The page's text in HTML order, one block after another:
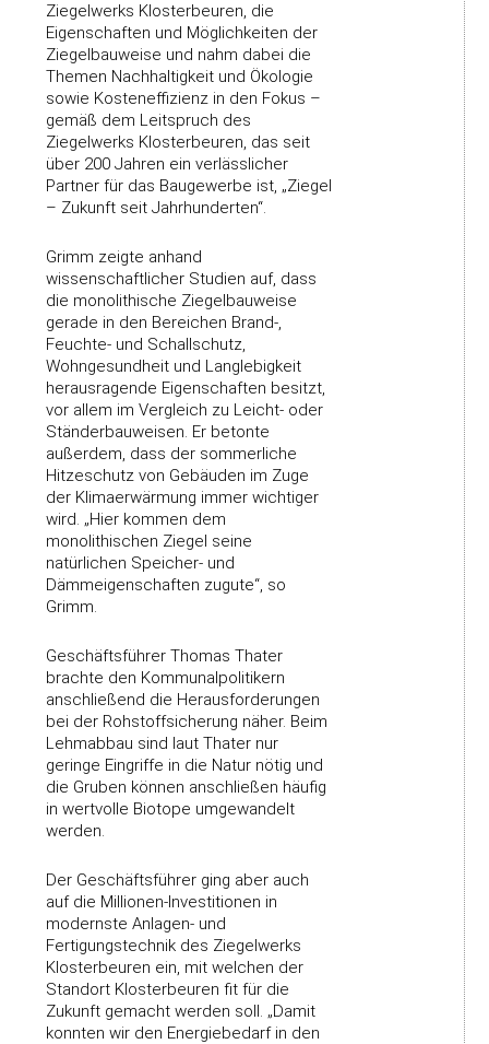
Ziegelwerks Klosterbeuren, die
Eigenschaften und Möglichkeiten der
Ziegelbauweise und nahm dabei die
Themen Nachhaltigkeit und Ökologie
sowie Kosteneffizienz in den Fokus –
gemäß dem Leitspruch des
Ziegelwerks Klosterbeuren, das seit
über 200 Jahren ein verlässlicher
Partner für das Baugewerbe ist, „Ziegel
– Zukunft seit Jahrhunderten“.
Grimm zeigte anhand
wissenschaftlicher Studien auf, dass
die monolithische Ziegelbauweise
gerade in den Bereichen Brand-,
Feuchte- und Schallschutz,
Wohngesundheit und Langlebigkeit
herausragende Eigenschaften besitzt,
vor allem im Vergleich zu Leicht- oder
Ständerbauweisen. Er betonte
außerdem, dass der sommerliche
Hitzeschutz von Gebäuden im Zuge
der Klimaerwärmung immer wichtiger
wird. „Hier kommen dem
monolithischen Ziegel seine
natürlichen Speicher- und
Dämmeigenschaften zugute“, so
Grimm.
Geschäftsführer Thomas Thater
brachte den Kommunalpolitikern
anschließend die Herausforderungen
bei der Rohstoffsicherung näher. Beim
Lehmabbau sind laut Thater nur
geringe Eingriffe in die Natur nötig und
die Gruben können anschließen häufig
in wertvolle Biotope umgewandelt
werden.
Der Geschäftsführer ging aber auch
auf die Millionen-Investitionen in
modernste Anlagen- und
Fertigungstechnik des Ziegelwerks
Klosterbeuren ein, mit welchen der
Standort Klosterbeuren fit für die
Zukunft gemacht werden soll. „Damit
konnten wir den Energiebedarf in den